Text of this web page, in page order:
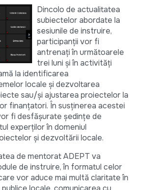
Dincolo de actualitatea
subiectelor abordate la
sesiunile de instruire,
participanții vor fi
antrenați în următoarele
trei luni și în activități
la identificarea
locale și dezvoltarea
sau/și ajustarea proiectelor la
finanțatori. În susținerea acestei
fi desfășurate ședințe de
experților în domeniul
și dezvoltării locale.
de mentorat ADEPT va
de instruire, în formatul celor
vor aduce mai multă claritate în